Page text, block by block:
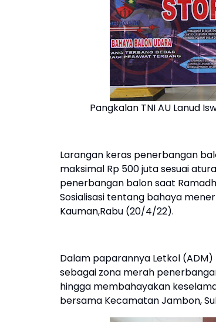
Pangkalan TNI AU Lanud
Larangan keras penerbangan
maksimal Rp 500 juta sesuai
penerbangan balon saat
Sosialisasi tentang bahaya
Kauman,Rabu (20/4/22).
Dalam paparannya Letkol
sebagai zona merah
hingga membahayakan
bersama Kecamatan Jambon,